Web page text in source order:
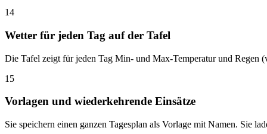
14
Wetter für jeden Tag auf der Tafel
Die Tafel zeigt für jeden Tag Min- und Max-Temperatur und Regen
15
Vorlagen und wiederkehrende Einsätze
Sie speichern einen ganzen Tagesplan als Vorlage mit Namen. Sie